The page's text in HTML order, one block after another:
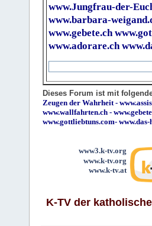
www.Jungfrau-der-
www.barbara-
www.gebete.ch
www.adorare.ch
Dieses Forum ist mit
Zeugen der Wahrheit-
www.wallfahrten.ch -
www.gottliebtuns.com-
www3.k-tv.org
www.k-tv.org
www.k-tv.at
K-TV der